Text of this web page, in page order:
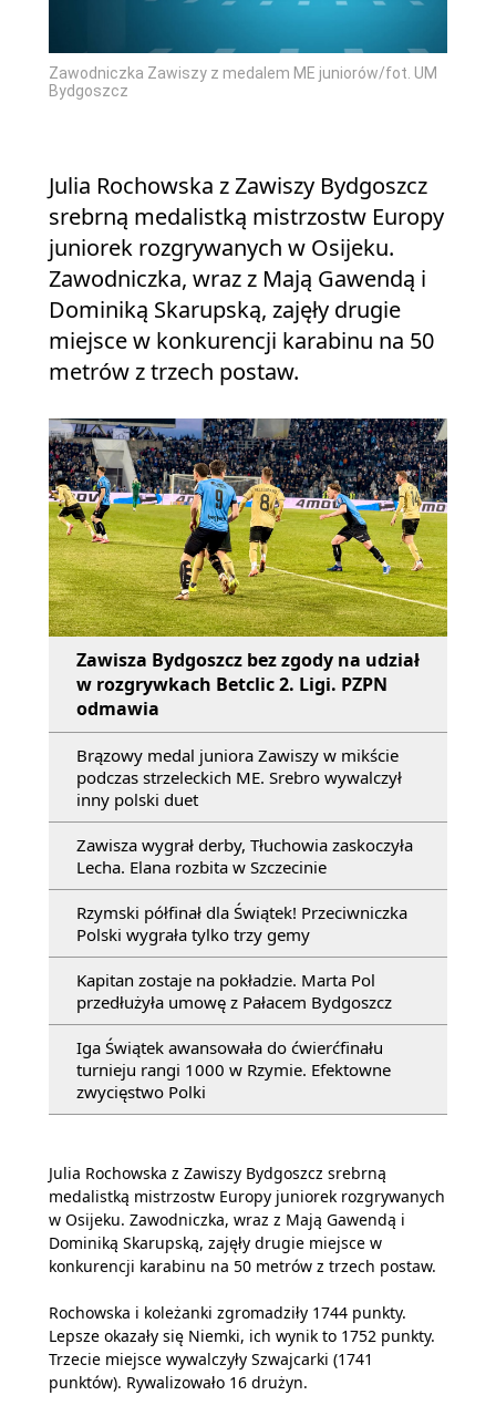
Zawodniczka Zawiszy z medalem ME juniorów/fot. UM
Bydgoszcz
Julia Rochowska z Zawiszy Bydgoszcz
srebrną medalistką mistrzostw Europy
juniorek rozgrywanych w Osijeku.
Zawodniczka, wraz z Mają Gawendą i
Dominiką Skarupską, zajęły drugie
miejsce w konkurencji karabinu na 50
metrów z trzech postaw.
Zawisza Bydgoszcz bez zgody na udział
w rozgrywkach Betclic 2. Ligi. PZPN
odmawia
Brązowy medal juniora Zawiszy w mikście
podczas strzeleckich ME. Srebro wywalczył
inny polski duet
Zawisza wygrał derby, Tłuchowia zaskoczyła
Lecha. Elana rozbita w Szczecinie
Rzymski półfinał dla Świątek! Przeciwniczka
Polski wygrała tylko trzy gemy
Kapitan zostaje na pokładzie. Marta Pol
przedłużyła umowę z Pałacem Bydgoszcz
Iga Świątek awansowała do ćwierćfinału
turnieju rangi 1000 w Rzymie. Efektowne
zwycięstwo Polki
Julia Rochowska z Zawiszy Bydgoszcz srebrną
medalistką mistrzostw Europy juniorek rozgrywanych
w Osijeku. Zawodniczka, wraz z Mają Gawendą i
Dominiką Skarupską, zajęły drugie miejsce w
konkurencji karabinu na 50 metrów z trzech postaw.
Rochowska i koleżanki zgromadziły 1744 punkty.
Lepsze okazały się Niemki, ich wynik to 1752 punkty.
Trzecie miejsce wywalczyły Szwajcarki (1741
punktów). Rywalizowało 16 drużyn.